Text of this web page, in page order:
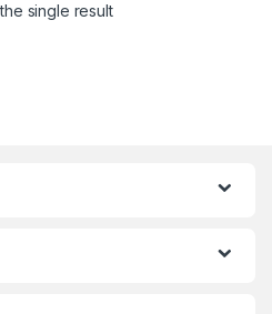
single result